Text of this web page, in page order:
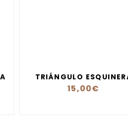
TRIÁNGULO
15,00€